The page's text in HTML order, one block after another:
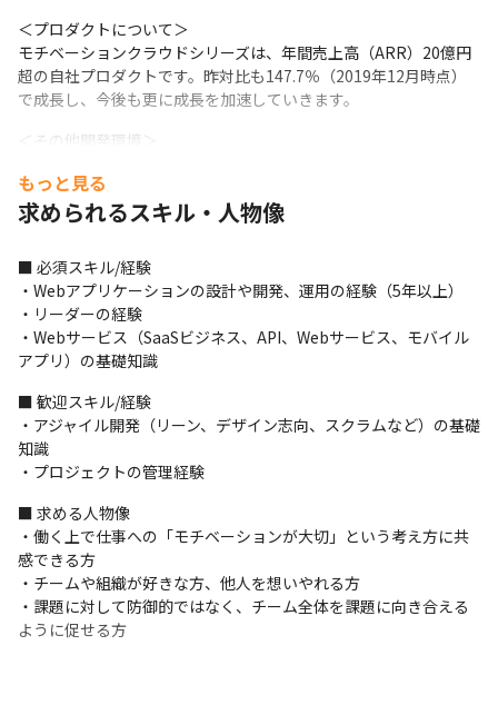
＜プロダクトについて＞
モチベーションクラウドシリーズは、年間売上高（ARR）20億円
超の自社プロダクトです。昨対比も147.7％（2019年12月時点）
で成長し、今後も更に成長を加速していきます。
＜その他開発環境＞
Python 3.7 系、Flask 1.0系
・フロントエンド要素技術：Nuxt 2.15.x系、Vue 2系
Route53、CloudTrail、AWS Config）
■ この仕事の面白み、魅力
・あらゆる事業と人の根幹となる「働く環境」へ、業務を通して
貢献することができます
・システム開発時の技術選定やエンジニア向けの制度創出など、
裁量の大きい業務に携われます
・エンジニアとして挑戦できるか
・自身が開拓者となってサービスやシステムを構築していくこと
ができます
・一人のソフトウェアエンジニアとしてだけでなく、チーム開発
のエンジニアとしても成長できる他社にないエンジニア組織づく
りの、ノウハウが身につきます
もっと見る
求められるスキル・人物像
■ 必須スキル/経験
・Webアプリケーションの設計や開発、運用の経験（5年以上）
・リーダーの経験
・Webサービス（SaaSビジネス、API、Webサービス、モバイル
アプリ）の基礎知識
■ 歓迎スキル/経験
・アジャイル開発（リーン、デザイン志向、スクラムなど）の基礎
知識
・プロジェクトの管理経験
■ 求める人物像
・働く上で仕事への「モチベーションが大切」という考え方に共
感できる方
・チームや組織が好きな方、他人を想いやれる方
・課題に対して防御的ではなく、チーム全体を課題に向き合える
ように促せる方